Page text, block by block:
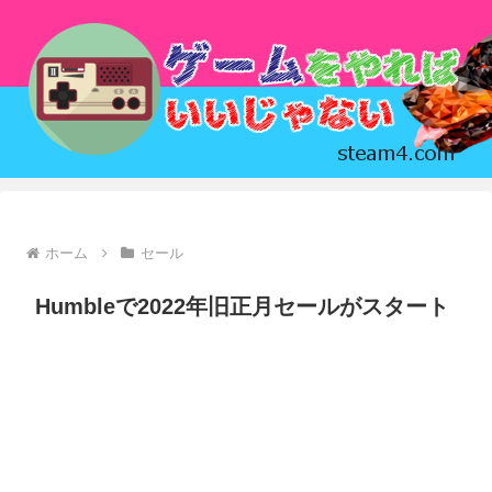
ホーム セール
Humbleで2022年旧正月セールがスタート